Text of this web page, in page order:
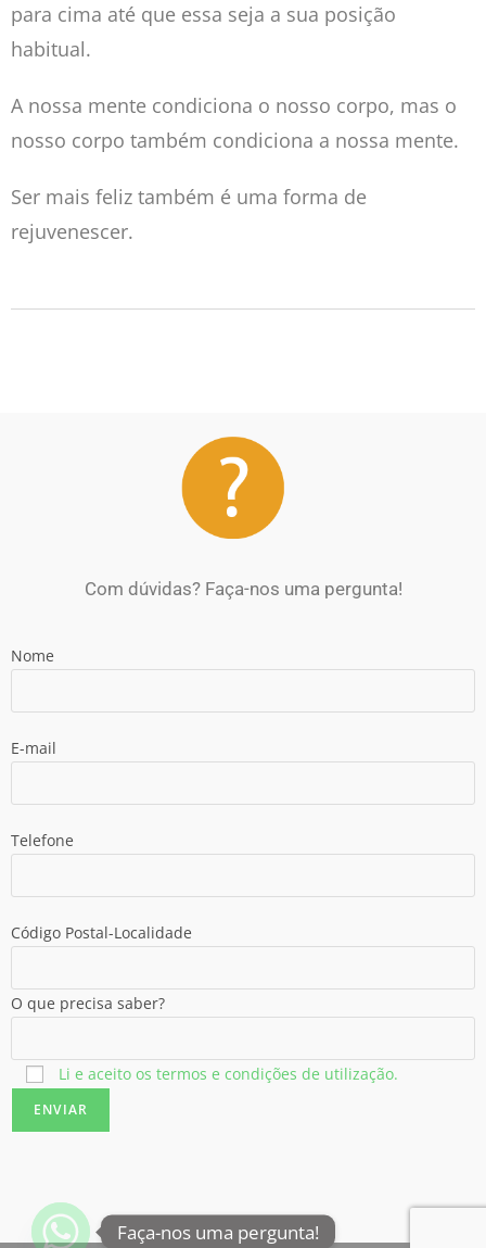
para cima até que essa seja a sua posição
habitual.
A nossa mente condiciona o nosso corpo, mas o
nosso corpo também condiciona a nossa mente.
Ser mais feliz também é uma forma de
rejuvenescer.
Com dúvidas? Faça-nos uma pergunta!
Nome
E-mail
Telefone
Código Postal-Localidade
O que precisa saber?
Li e aceito os termos e condições de utilização.
Faça-nos uma pergunta!